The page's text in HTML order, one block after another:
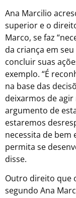
Ana Marcilio
superior e o
Marco, se faz
da criança em
concluir suas
exemplo. “É
na base das
deixarmos de
argumento de
estaremos
necessita de bem
permita se
disse.
Outro direito que
segundo Ana